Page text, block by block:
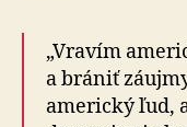
„Vravím
a brániť
ame­rický ľud,